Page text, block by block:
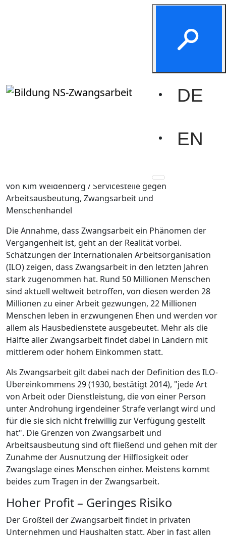
DE
EN
Zwangsarbeit heute
Arbeit & Ausbeutung
Exkurs: Zwangsarbeit heute
von Kim Weidenberg / Servicestelle gegen
Arbeitsausbeutung, Zwangsarbeit und
Menschenhandel
Die Annahme, dass Zwangsarbeit ein Phänomen der
Vergangenheit ist, geht an der Realität vorbei.
Schätzungen der Internationalen Arbeitsorganisation
(ILO) zeigen, dass Zwangsarbeit in den letzten Jahren
stark zugenommen hat. Rund 50 Millionen Menschen
sind aktuell weltweit betroffen, von diesen werden 28
Millionen zu einer Arbeit gezwungen, 22 Millionen
Menschen leben in erzwungenen Ehen und werden vor
allem als Hausbedienstete ausgebeutet. Mehr als die
Hälfte aller Zwangsarbeit findet dabei in Ländern mit
mittlerem oder hohem Einkommen statt.
Als Zwangsarbeit gilt dabei nach der Definition des ILO-
Übereinkommens 29 (1930, bestätigt 2014), "jede Art
von Arbeit oder Dienstleistung, die von einer Person
unter Androhung irgendeiner Strafe verlangt wird und
für die sie sich nicht freiwillig zur Verfügung gestellt
hat". Die Grenzen von Zwangsarbeit und
Arbeitsausbeutung sind oft fließend und gehen mit der
Zunahme der Ausnutzung der Hilflosigkeit oder
Zwangslage eines Menschen einher. Meistens kommt
beides zum Tragen in der Zwangsarbeit.
Hoher Profit – Geringes Risiko
Der Großteil der Zwangsarbeit findet in privaten
Unternehmen und Haushalten statt. Aber in fast allen